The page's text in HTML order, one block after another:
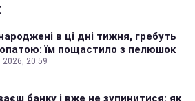
в ці дні тижня, гребуть
їм пощастило з пелюшок
2026, 20:59
банку і вже не зупинитися: як